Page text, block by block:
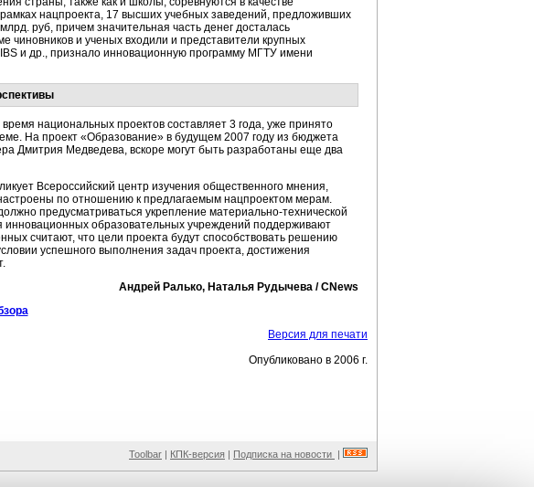
нацпроекта, 17 высших учебных заведений, предложивших
руб, причем значительная часть денег досталась
и ученых входили и представители крупных
и др., признало инновационную программу МГТУ имени
национальных проектов составляет 3 года, уже принято
На проект «Образование» в будущем 2007 году из бюджета
Дмитрия Медведева, вскоре могут быть разработаны еще два
Всероссийский центр изучения общественного мнения,
по отношению к предлагаемым нацпроектом мерам.
предусматриваться укрепление материально-технической
образовательных учреждений поддерживают
считают, что цели проекта будут способствовать решению
успешного выполнения задач проекта, достижения
Андрей Ралько, Наталья Рудычева /CNews
Версия для печати
Опубликовано в 2006 г.
Toolbar | КПК-версия | Подписка на новости |